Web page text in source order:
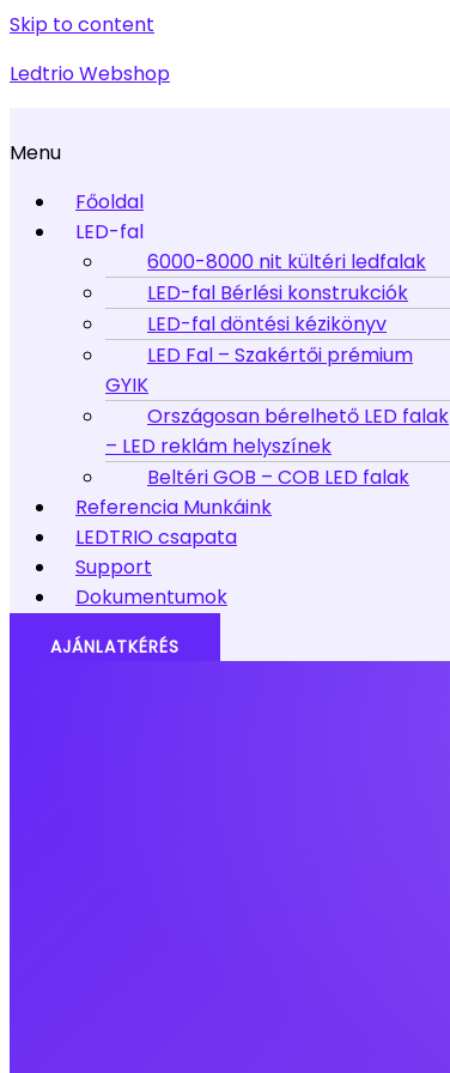
Skip to content
Ledtrio Webshop
Menu
Főoldal
LED-fal
6000-8000 nit kültéri ledfalak
LED-fal Bérlési konstrukciók
LED-fal döntési kézikönyv
LED Fal – Szakértői prémium
GYIK
Országosan bérelhető LED falak
– LED reklám helyszínek
Beltéri GOB – COB LED falak
Referencia Munkáink
LEDTRIO csapata
Support
Dokumentumok
AJÁNLATKÉRÉS